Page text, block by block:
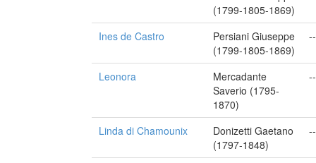
(1799-1805-1869)
Ines de Castro
Persiani Giuseppe
(1799-1805-1869)
--
Leonora
Mercadante
Saverio (1795-
1870)
--
Linda di Chamounix
Donizetti Gaetano
(1797-1848)
--